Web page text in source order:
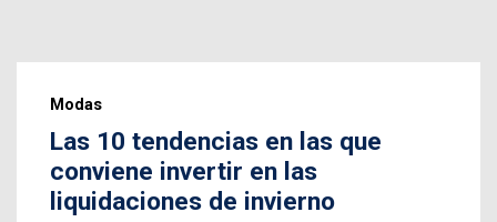
Modas
Las 10 tendencias en las que
conviene invertir en las
liquidaciones de invierno